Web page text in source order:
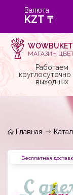
Валюта
МАГАЗИН
Работаем
круглосуточно
выходных
Главная
Бесплатная